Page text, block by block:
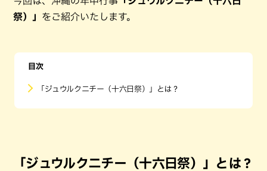
祭）」 をご紹介いたします。
目次
「ジュウルクニチー（十六日祭）」とは？
「ジュウルクニチー（十六日祭）」とは？